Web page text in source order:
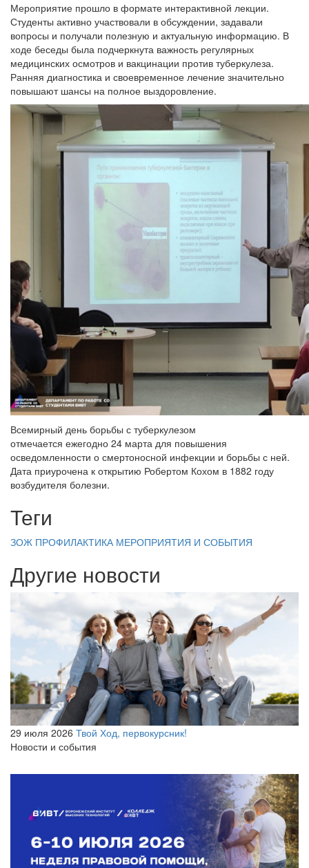
Мероприятие прошло в формате интерактивной лекции.
Студенты активно участвовали в обсуждении, задавали
вопросы и получали полезную и актуальную информацию. В
ходе беседы была подчеркнута важность регулярных
медицинских осмотров и вакцинации против туберкулеза.
Ранняя диагностика и своевременное лечение значительно
повышают шансы на полное выздоровление.
Всемирный день борьбы с туберкулезом
отмечается ежегодно 24 марта для повышения
осведомленности о смертоносной инфекции и борьбы с ней.
Дата приурочена к открытию Робертом Кохом в 1882 году
возбудителя болезни.
Теги
ЗОЖ ПРОФИЛАКТИКА МЕРОПРИЯТИЯ И СОБЫТИЯ
Другие новости
29 июля 2026 Твой Ход, первокурсник!
Новости и события